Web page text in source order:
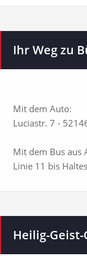
Ihr Weg zu
Mit dem Auto:
Luciastr. 7 -
Mit dem Bus aus
Linie 11 bis
Heilig-